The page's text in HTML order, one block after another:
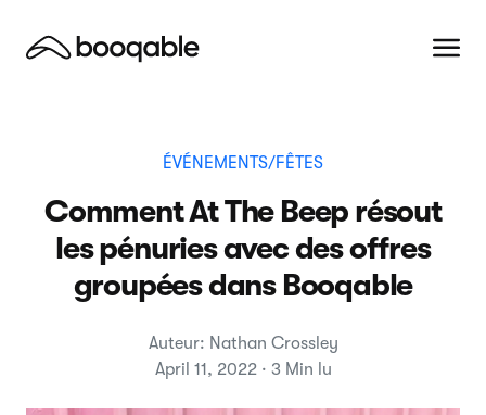
ÉVÉNEMENTS/FÊTES
Comment At The Beep résout
les pénuries avec des offres
groupées dans Booqable
Auteur: Nathan Crossley
April 11, 2022 · 3 Min lu